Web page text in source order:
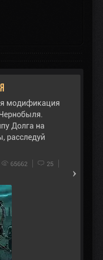
модификация
Долга на
расследуй
65662
25